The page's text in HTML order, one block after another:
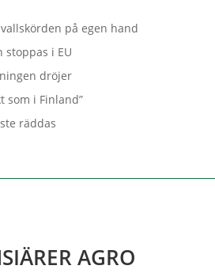
på egen hand
stoppas i EU
dröjer
som i Finland”
räddas
AGRO